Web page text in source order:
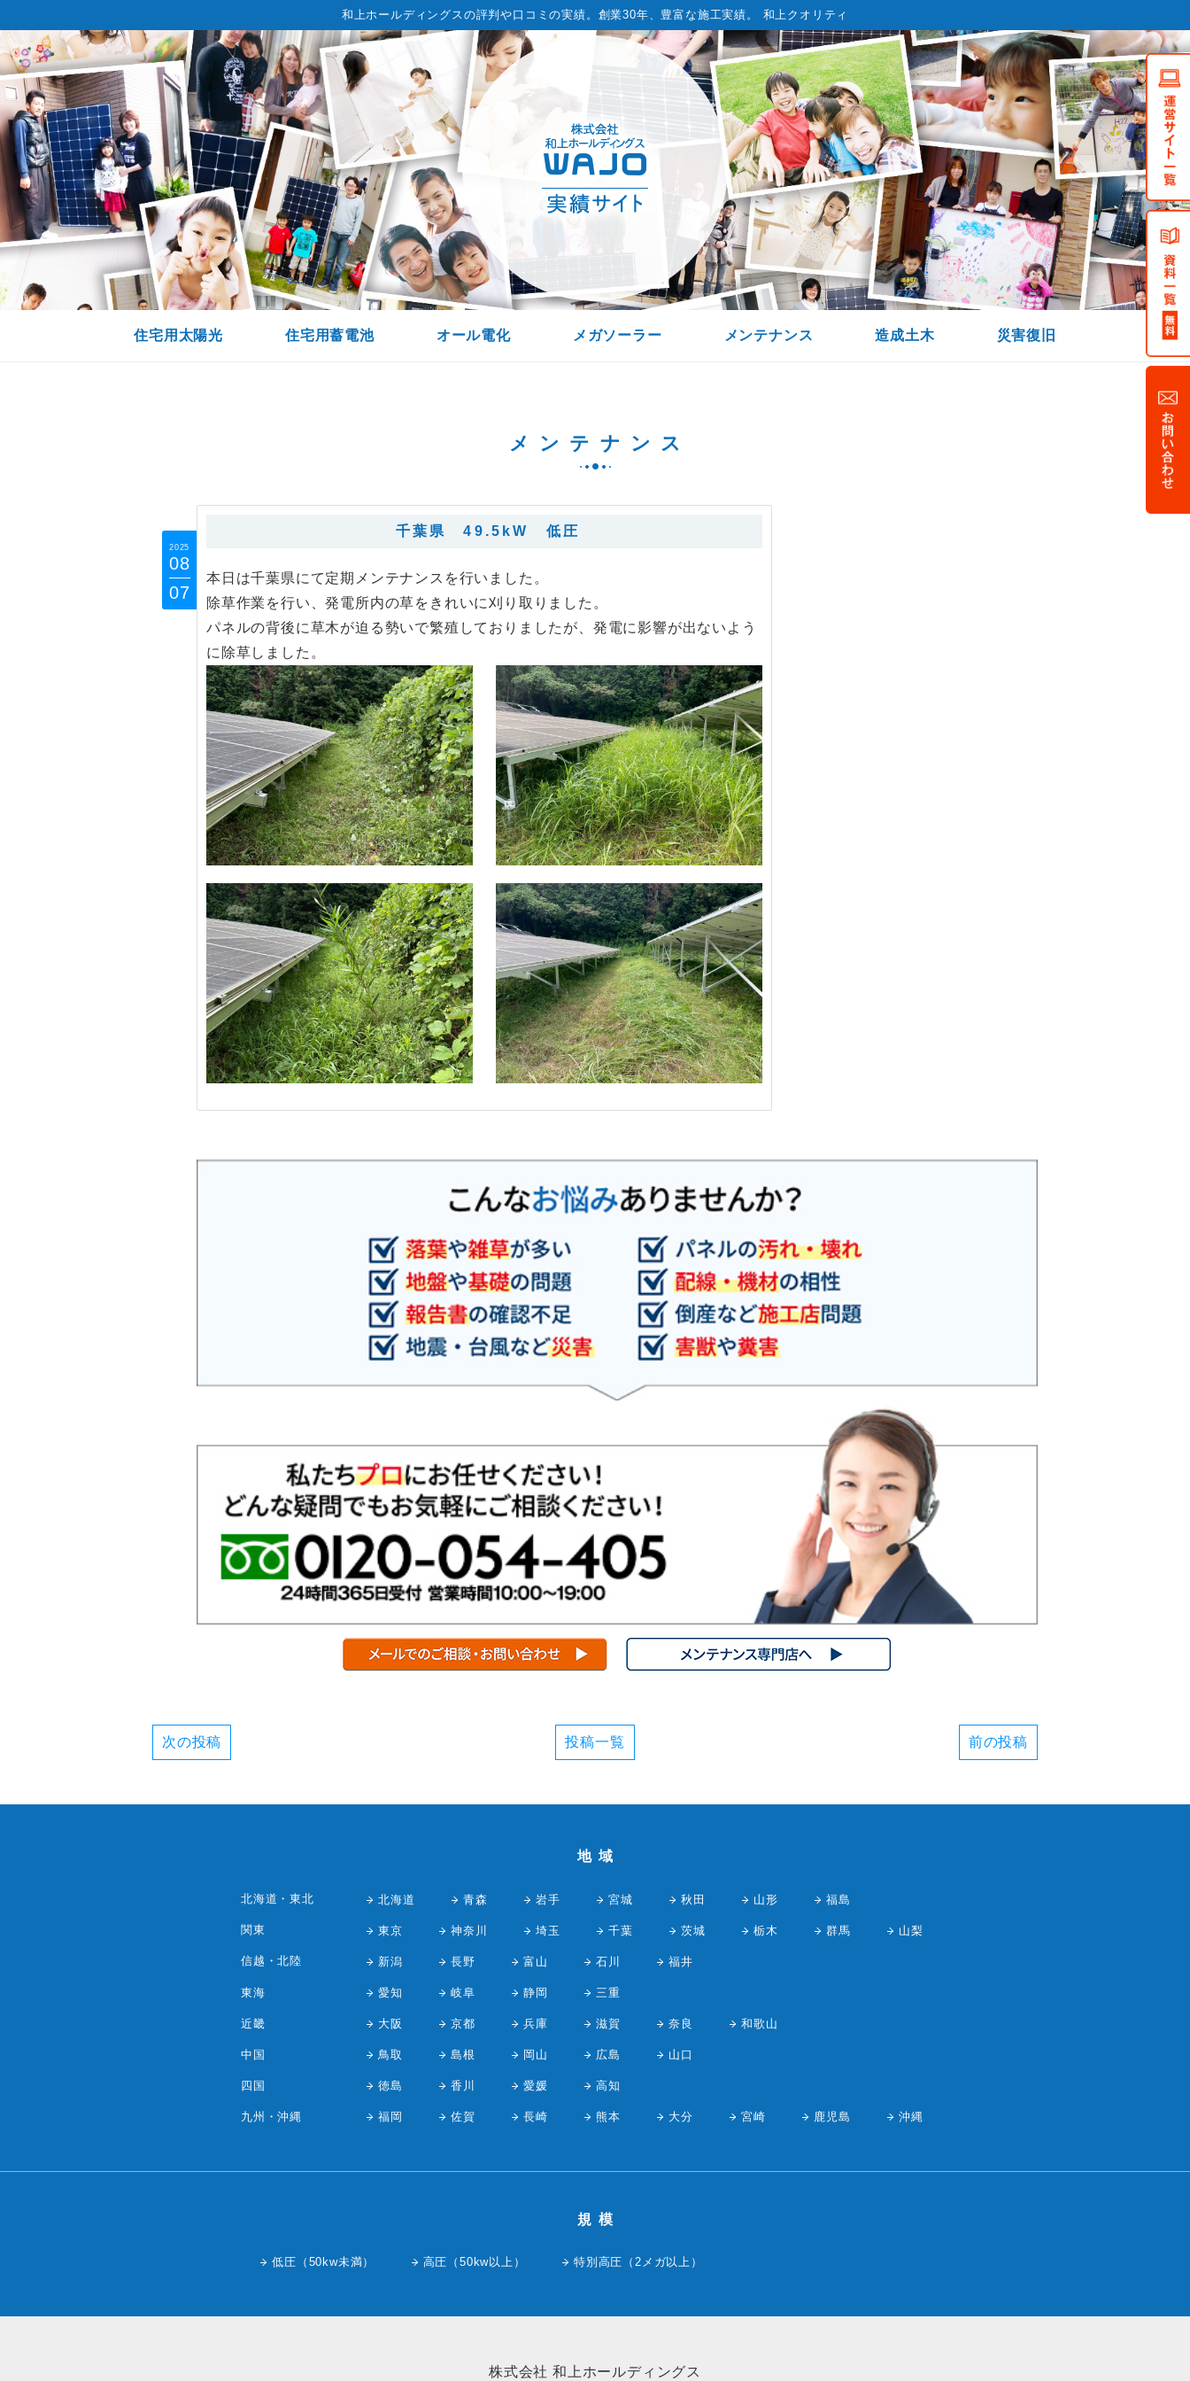
和上ホールディングスの評判や口コミの実績。 創業30年、豊富な施工実績。 和上クオリティ
住宅用太陽光 住宅用蓄電池 オール電化 メガソーラー メンテナンス 造成土木 災害復旧
メンテナンス
千葉県 49.5kW 低圧
2025
08
07
本日は千葉県にて定期メンテナンスを行いました。
除草作業を行い、発電所内の草をきれいに刈り取りました。
パネルの背後に草木が迫る勢いで繁殖しておりましたが、発電に影響が出ないよう
に除草しました。
次の投稿 投稿一覧 前の投稿
地域
北海道・東北 北海道 青森 岩手 宮城 秋田 山形 福島
関東 東京 神奈川 埼玉 千葉 茨城 栃木 群馬 山梨
信越・北陸 新潟 長野 富山 石川 福井
東海 愛知 岐阜 静岡 三重
近畿 大阪 京都 兵庫 滋賀 奈良 和歌山
中国 鳥取 島根 岡山 広島 山口
四国 徳島 香川 愛媛 高知
九州・沖縄 福岡 佐賀 長崎 熊本 大分 宮崎 鹿児島 沖縄
規模
低圧（50kw未満） 高圧（50kw以上） 特別高圧（2メガ以上）
株式会社 和上ホールディングス